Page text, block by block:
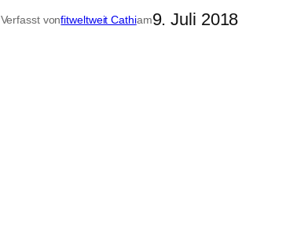
Verfasst vonfitweltweit Cathiam9. Juli 2018